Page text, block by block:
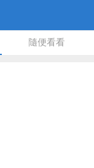
隨便看看